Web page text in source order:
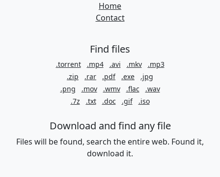
Home
Contact
Find files
.torrent .mp4 .avi .mkv
.mp3
.zip
.rar .pdf .exe
.jpg
.png
.mov .wmv .flac
.wav
.7z
.txt .doc .gif .iso
Download and find any file
Files will be found, search the entire web. Found it,
download it.